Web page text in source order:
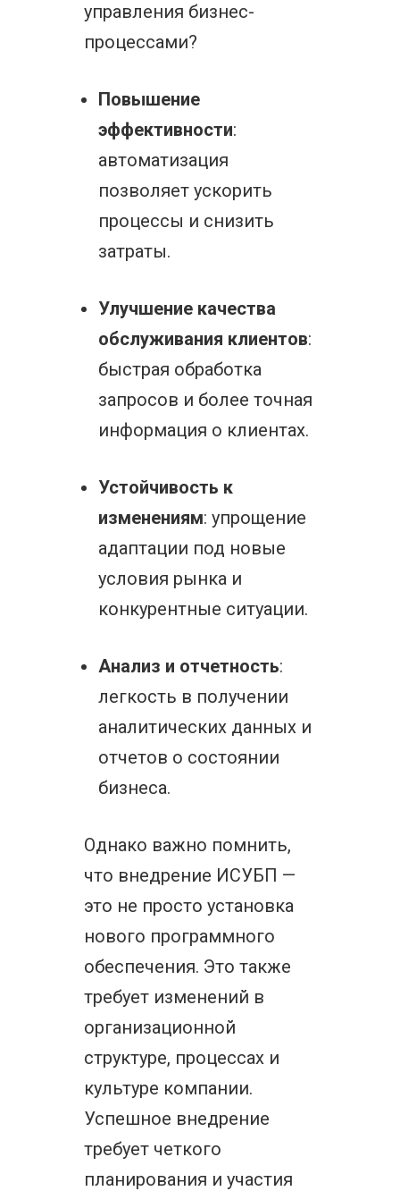
управления бизнес-
процессами?
Повышение
эффективности:
автоматизация
позволяет ускорить
процессы и снизить
затраты.
Улучшение качества
обслуживания клиентов:
быстрая обработка
запросов и более точная
информация о клиентах.
Устойчивость к
изменениям: упрощение
адаптации под новые
условия рынка и
конкурентные ситуации.
Анализ и отчетность:
легкость в получении
аналитических данных и
отчетов о состоянии
бизнеса.
Однако важно помнить,
что внедрение ИСУБП —
это не просто установка
нового программного
обеспечения. Это также
требует изменений в
организационной
структуре, процессах и
культуре компании.
Успешное внедрение
требует четкого
планирования и участия